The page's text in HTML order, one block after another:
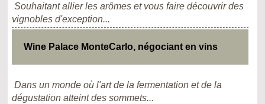
Souhaitant allier les arômes et vous faire découvrir des
vignobles d'exception...
Wine Palace MonteCarlo, négociant en vins
Dans un monde où l'art de la fermentation et de la
dégustation atteint des sommets...